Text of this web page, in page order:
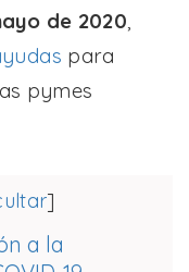
de 2020,
para
pymes
]
a la